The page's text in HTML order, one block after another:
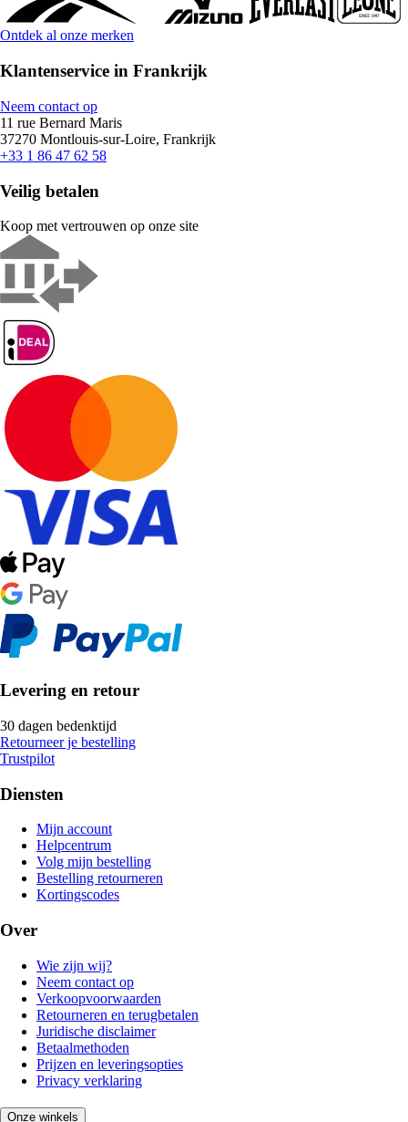
Ontdek al onze merken
Klantenservice in Frankrijk
Neem contact op
11 rue Bernard Maris
37270 Montlouis-sur-Loire, Frankrijk
+33 1 86 47 62 58
Veilig betalen
Koop met vertrouwen op onze site
Levering en retour
30 dagen bedenktijd
Retourneer je bestelling
Trustpilot
Diensten
Mijn account
Helpcentrum
Volg mijn bestelling
Bestelling retourneren
Kortingscodes
Over
Wie zijn wij?
Neem contact op
Verkoopvoorwaarden
Retourneren en terugbetalen
Juridische disclaimer
Betaalmethoden
Prijzen en leveringsopties
Privacy verklaring
Onze winkels